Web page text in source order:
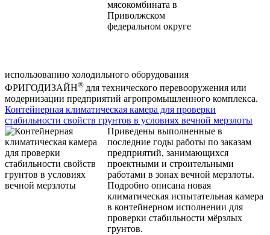
использованию холодильного оборудования
ФРИГОДИЗАЙН® для технического перевооружения или
модернизации предприятий агропромышленного комплекса.
Контейнерная климатическая камера для проверки
стабильности свойств грунтов в условиях вечной мерзлоты
Приведены выполненные в
последние годы работы по заказам
предприятий, занимающихся
проектными и строительными
работами в зонах вечной мерзлоты.
Подробно описана новая
климатическая испытательная камера
в контейнерном исполнении для
проверки стабильности мёрзлых
грунтов.